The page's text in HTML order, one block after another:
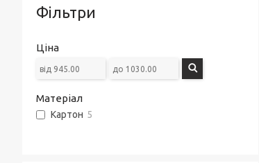
Фільтри
Ціна
Матеріал
Картон 5